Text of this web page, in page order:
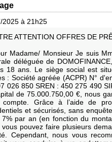
2025 à 21h25
ATTENTION OFFRES DE
Madame/ Monsieur Je suis
déléguée de
18 ans. Le siège social est
: Société agréée (ACPR) N°
026 850 SREN : 450 275 490
de 75.000.750,00 €, nous
compte. Grâce à l’aide de
et sécurisés, sans
7% par an (en fonction du
vous pouvez faire plusieurs
Cependant, nous vous